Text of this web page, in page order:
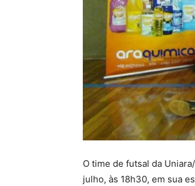
O time de futsal da
julho, às 18h30, em sua